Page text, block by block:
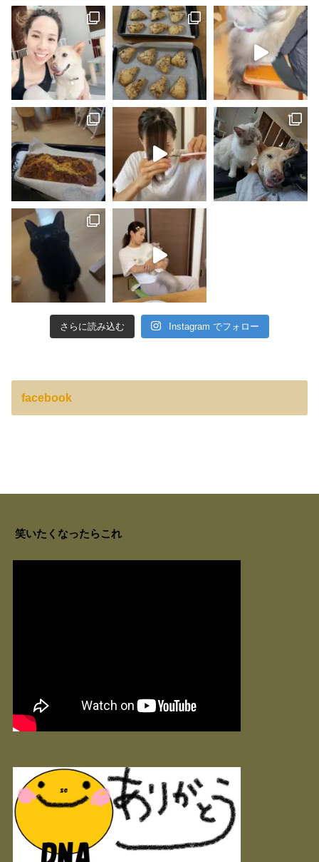
さらに読み込む Instagram でフォロー
facebook
笑いたくなったらこれ